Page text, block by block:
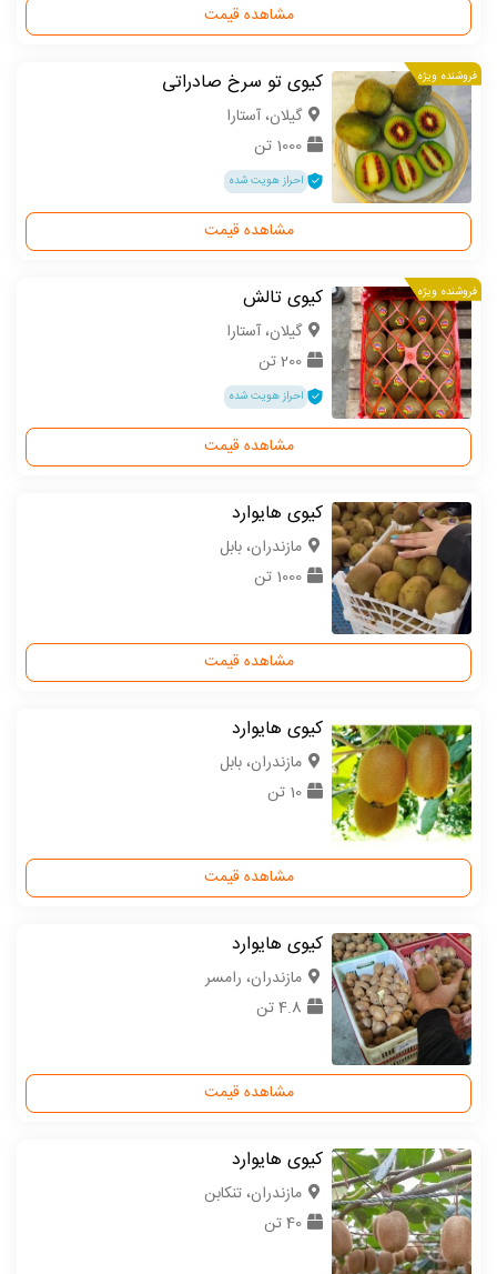
مشاهده قیمت
فروشنده ویژه کیوی تو سرخ صادراتی
گیلان، آستارا
1000 تن
احراز هویت شده
مشاهده قیمت
فروشنده ویژه کیوی تالش
گیلان، آستارا
200 تن
احراز هویت شده
مشاهده قیمت
کیوی هایوارد
مازندران، بابل
1000 تن
مشاهده قیمت
کیوی هایوارد
مازندران، بابل
10 تن
مشاهده قیمت
کیوی هایوارد
مازندران، رامسر
4.8 تن
مشاهده قیمت
کیوی هایوارد
مازندران، تنکابن
40 تن